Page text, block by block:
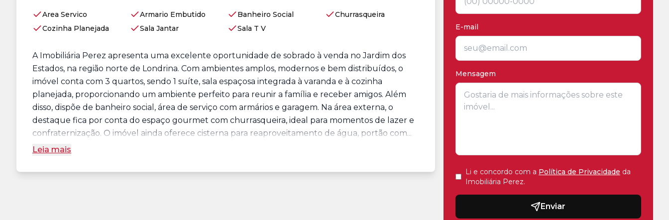
Area Servico Armario Embutido Banheiro Social
Churrasqueira
Cozinha Planejada
Sala Jantar Sala T V
A Imobiliária Perez apresenta uma excelente oportunidade de sobrado à venda no Jardim dos
Estados, na região norte de Londrina. Com ambientes amplos, modernos e bem distribuídos, o
imóvel conta com 3 quartos, sendo 1 suíte, sala espaçosa integrada à varanda e à cozinha
planejada, proporcionando um ambiente perfeito para reunir a família e receber amigos. Além
disso, dispõe de banheiro social, área de serviço com armários e garagem. Na área externa, o
destaque fica por conta do espaço gourmet com churrasqueira, ideal para momentos de lazer e
confraternização. O imóvel ainda oferece cisterna para reaproveitamento de água, portão com...
Leia mais
E-mail
Mensagem
Li e concordo com a Política de Privacidade da
Imobiliária Perez.
Enviar